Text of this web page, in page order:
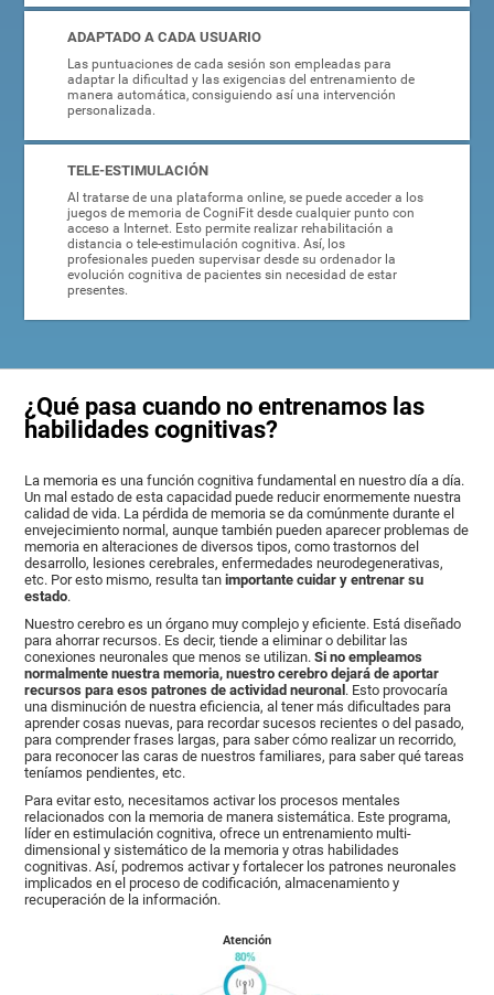
ADAPTADO A CADA USUARIO
Las puntuaciones de cada sesión son empleadas para
adaptar la dificultad y las exigencias del entrenamiento de
manera automática, consiguiendo así una intervención
personalizada.
TELE-ESTIMULACIÓN
Al tratarse de una plataforma online, se puede acceder a los
juegos de memoria de CogniFit desde cualquier punto con
acceso a Internet. Esto permite realizar rehabilitación a
distancia o tele-estimulación cognitiva. Así, los
profesionales pueden supervisar desde su ordenador la
evolución cognitiva de pacientes sin necesidad de estar
presentes.
¿Qué pasa cuando no entrenamos las
habilidades cognitivas?
La memoria es una función cognitiva fundamental en nuestro día a día.
Un mal estado de esta capacidad puede reducir enormemente nuestra
calidad de vida. La pérdida de memoria se da comúnmente durante el
envejecimiento normal, aunque también pueden aparecer problemas de
memoria en alteraciones de diversos tipos, como trastornos del
desarrollo, lesiones cerebrales, enfermedades neurodegenerativas,
etc. Por esto mismo, resulta tanimportante cuidar y entrenar su
estado.
Nuestro cerebro es un órgano muy complejo y eficiente. Está diseñado
para ahorrar recursos. Es decir, tiende a eliminar o debilitar las
conexiones neuronales que menos se utilizan.Si no empleamos
normalmente nuestra memoria, nuestro cerebro dejará de aportar
recursos para esos patrones de actividad neuronal. Esto provocaría
una disminución de nuestra eficiencia, al tener más dificultades para
aprender cosas nuevas, para recordar sucesos recientes o del pasado,
para comprender frases largas, para saber cómo realizar un recorrido,
para reconocer las caras de nuestros familiares, para saber qué tareas
teníamos pendientes, etc.
Para evitar esto, necesitamos activar los procesos mentales
relacionados con la memoria de manera sistemática. Este programa,
líder en estimulación cognitiva, ofrece un entrenamiento multi-
dimensional y sistemático de la memoria y otras habilidades
cognitivas. Así, podremos activar y fortalecer los patrones neuronales
implicados en el proceso de codificación, almacenamiento y
recuperación de la información.
Atención